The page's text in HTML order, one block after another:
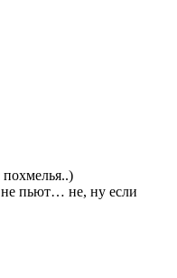
похмелья..)
не пьют… не, ну если